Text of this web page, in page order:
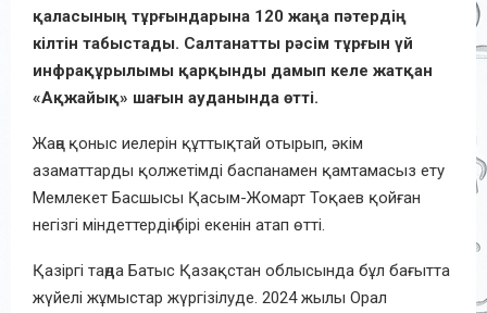
қаласының тұрғындарына 120 жаңа пәтердің
кілтін табыстады. Салтанатты рәсім тұрғын үй
инфрақұрылымы қарқынды дамып келе жатқан
«Ақжайық» шағын ауданында өтті.
Жаңа қоныс иелерін құттықтай отырып, әкім
азаматтарды қолжетімді баспанамен қамтамасыз ету
Мемлекет Басшысы Қасым-Жомарт Тоқаев қойған
негізгі міндеттердің бірі екенін атап өтті.
Қазіргі таңда Батыс Қазақстан облысында бұл бағытта
жүйелі жұмыстар жүргізілуде. 2024 жылы Орал